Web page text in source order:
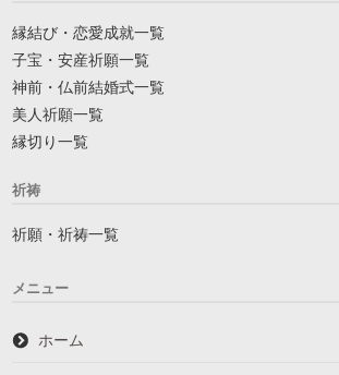
縁結び・恋愛成就一覧
子宝・安産祈願一覧
神前・仏前結婚式一覧
美人祈願一覧
縁切り一覧
祈祷
祈願・祈祷一覧
メニュー
ホーム